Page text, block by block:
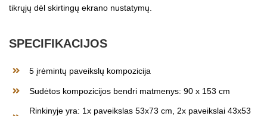
tikrųjų dėl skirtingų ekrano nustatymų.
SPECIFIKACIJOS
5 įrėmintų paveikslų kompozicija
Sudėtos kompozicijos bendri matmenys: 90 x 153 cm
Rinkinyje yra: 1x paveikslas 53x73 cm, 2x paveikslai 43x53